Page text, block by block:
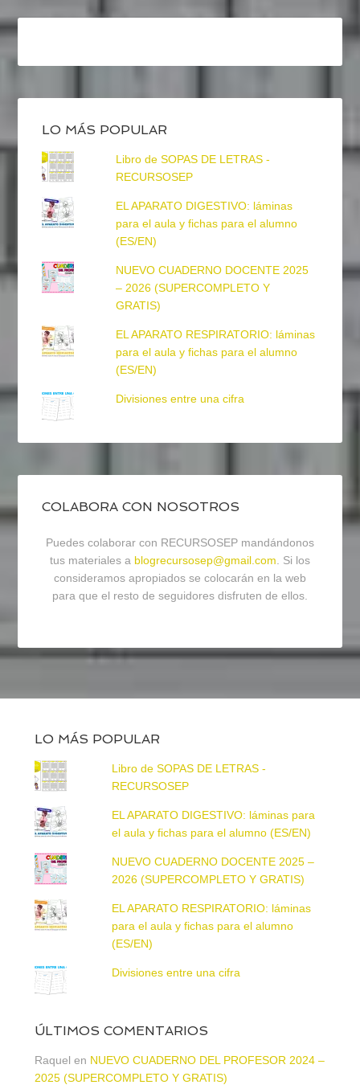
LO MÁS POPULAR
Libro de SOPAS DE LETRAS -
RECURSOSEP
EL APARATO DIGESTIVO: láminas
para el aula y fichas para el alumno
(ES/EN)
NUEVO CUADERNO DOCENTE 2025
– 2026 (SUPERCOMPLETO Y
GRATIS)
EL APARATO RESPIRATORIO: láminas
para el aula y fichas para el alumno
(ES/EN)
Divisiones entre una cifra
COLABORA CON NOSOTROS
Puedes colaborar con RECURSOSEP mandándonos
tus materiales a blogrecursosep@gmail.com. Si los
consideramos apropiados se colocarán en la web
para que el resto de seguidores disfruten de ellos.
LO MÁS POPULAR
Libro de SOPAS DE LETRAS -
RECURSOSEP
EL APARATO DIGESTIVO: láminas para
el aula y fichas para el alumno (ES/EN)
NUEVO CUADERNO DOCENTE 2025 –
2026 (SUPERCOMPLETO Y GRATIS)
EL APARATO RESPIRATORIO: láminas
para el aula y fichas para el alumno
(ES/EN)
Divisiones entre una cifra
ÚLTIMOS COMENTARIOS
Raquel en NUEVO CUADERNO DEL PROFESOR 2024 –
2025 (SUPERCOMPLETO Y GRATIS)